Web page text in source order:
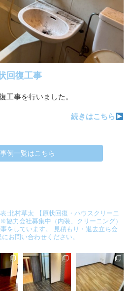
回復工事
工事を行いました。
続きはこちら
例一覧はこちら
:北村草太 【原状回復・ハウスクリーニ
協力会社募集中（内装、クリーニング）
をしています。
見積もり・退去立ち会
にお問い合わせください。